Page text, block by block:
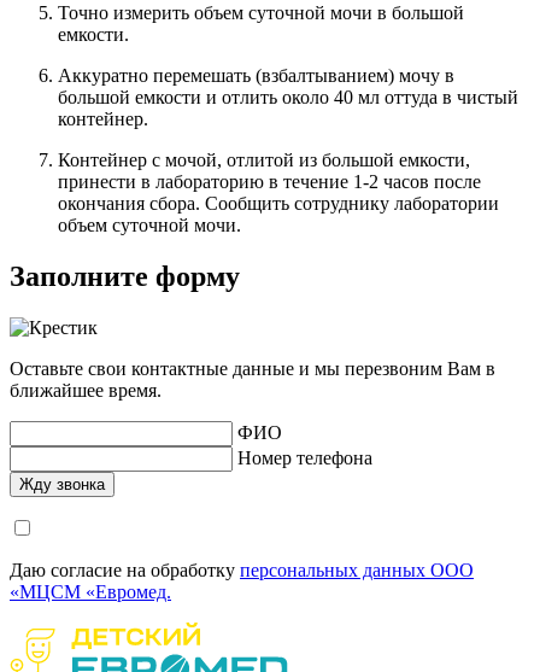
Точно измерить объем суточной мочи в большой
емкости.
Аккуратно перемешать (взбалтыванием) мочу в
большой емкости и отлить около 40 мл оттуда в чистый
контейнер.
Контейнер с мочой, отлитой из большой емкости,
принести в лабораторию в течение 1-2 часов после
окончания сбора. Сообщить сотруднику лаборатории
объем суточной мочи.
Заполните форму
Оставьте свои контактные данные и мы перезвоним Вам в
ближайшее время.
ФИО
Номер телефона
Даю согласие на обработку персональных данных ООО
«МЦСМ «Евромед.